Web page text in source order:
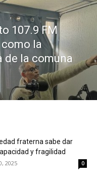
107.9 FM
la
de la comuna
fraterna sabe dar
y fragilidad
2025 0